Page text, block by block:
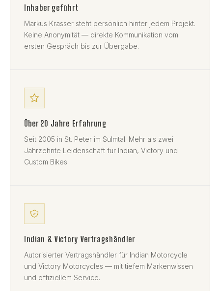
Inhaber geführt
Markus Krasser steht persönlich hinter jedem Projekt.
Keine Anonymität — direkte Kommunikation vom
ersten Gespräch bis zur Übergabe.
Über 20 Jahre Erfahrung
Seit 2005 in St. Peter im Sulmtal. Mehr als zwei
Jahrzehnte Leidenschaft für Indian, Victory und
Custom Bikes.
Indian & Victory Vertragshändler
Autorisierter Vertragshändler für Indian Motorcycle
und Victory Motorcycles — mit tiefem Markenwissen
und offiziellem Service.